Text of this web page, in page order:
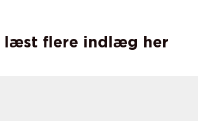
læst flere indlæg her